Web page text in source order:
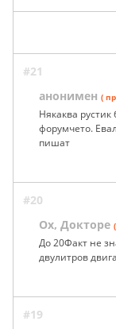
#21
анонимен (
Някаква
форумчето.
пишат
#20
Ох, Докторе
До 20Факт не
двулитров
#19